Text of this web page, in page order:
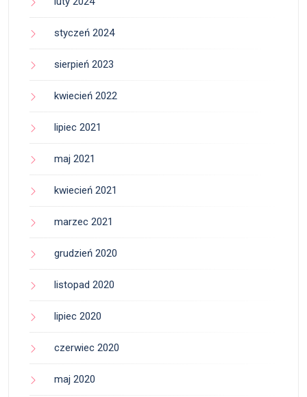
styczeń 2024
sierpień 2023
kwiecień 2022
lipiec 2021
maj 2021
kwiecień 2021
marzec 2021
grudzień 2020
listopad 2020
lipiec 2020
czerwiec 2020
maj 2020